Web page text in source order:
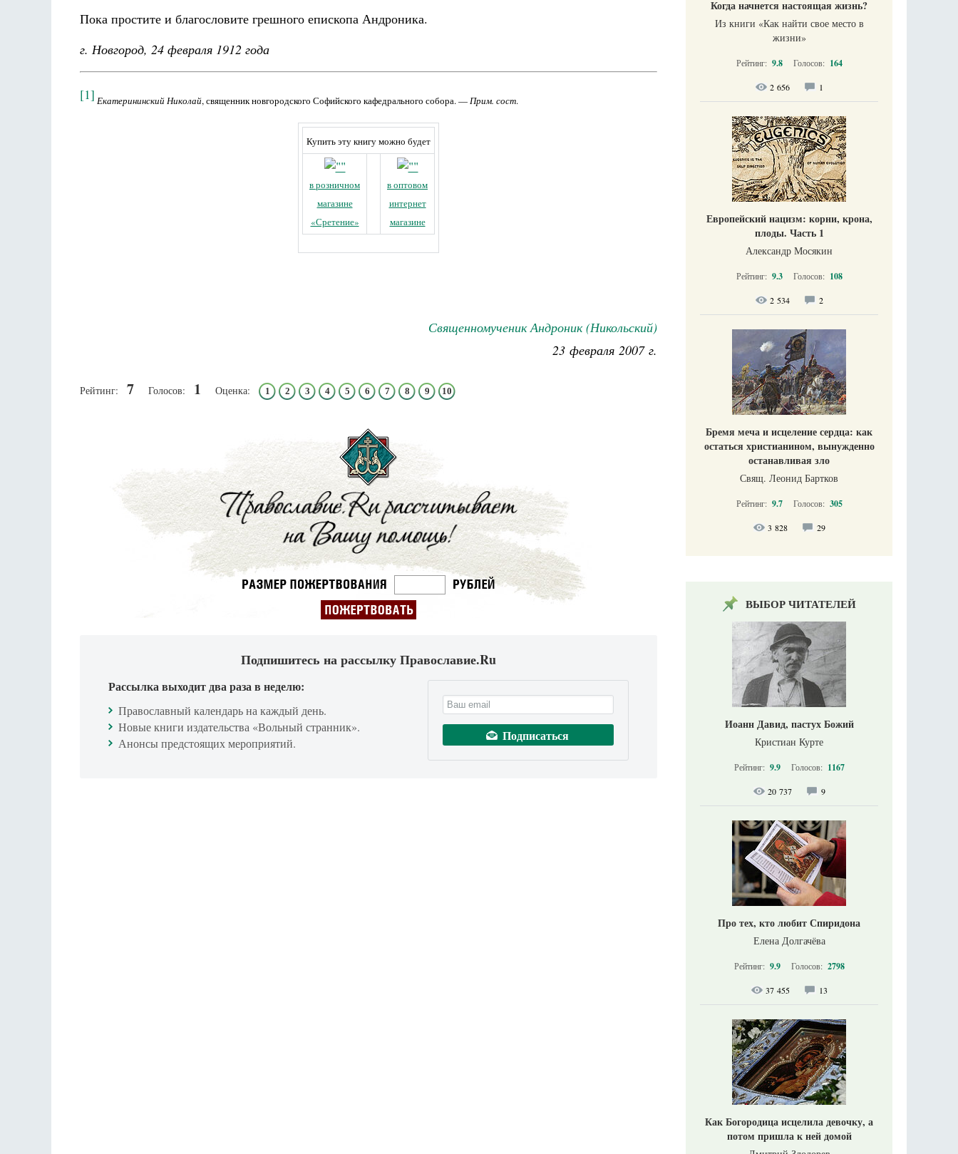
Пока простите и благословите грешного епископа Андроника.
г. Новгород, 24 февраля 1912 года
[1] Екатерининский Николай, священник новгородского Софийского кафедрального собора. —Прим. сост.
Купить эту книгу можно будет
в розничном
магазине
«Сретение»
в оптовом
интернет
магазине
Священномученик Андроник (Никольский)
23 февраля 2007 г.
Рейтинг: 7 Голосов: 1 Оценка: 1 2 3 4 5 6 7 8 9 10
Подпишитесь на рассылку Православие.Ru
Рассылка выходит два раза в неделю:
Православный календарь на каждый день.
Новые книги издательства «Вольный странник».
Анонсы предстоящих мероприятий.
Когда начнется настоящая жизнь?
Из книги «Как найти свое место в
жизни​»
Рейтинг: 9.8 Голосов: 164
2 656 1
Европейский нацизм: корни, крона,
плоды. Часть 1
Александр Мосякин
Рейтинг: 9.3 Голосов: 108
2 534 2
Бремя меча и исцеление сердца: как
остаться христианином, вынужденно
останавливая зло
Свящ. Леонид Бартков
Рейтинг: 9.7 Голосов: 305
3 828 29
ВЫБОР ЧИТАТЕЛЕЙ
Иоанн Давид, пастух Божий
Кристиан Курте
Рейтинг: 9.9 Голосов: 1167
20 737 9
Про тех, кто любит Спиридона
Елена Долгачёва
Рейтинг: 9.9 Голосов: 2798
37 455 13
Как Богородица исцелила девочку, а
потом пришла к ней домой